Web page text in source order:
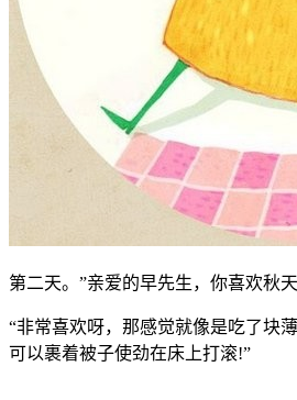
第二天。”亲爱的早先生，你喜欢秋
“非常喜欢呀，那感觉就像是吃了块
可以裹着被子使劲在床上打滚!”